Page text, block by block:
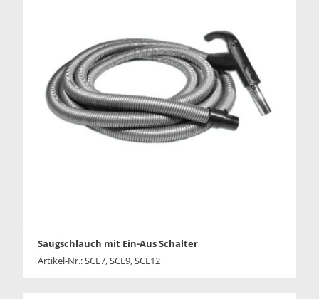
Saugschlauch mit Ein-Aus Schalter
Artikel-Nr.: SCE7, SCE9, SCE12